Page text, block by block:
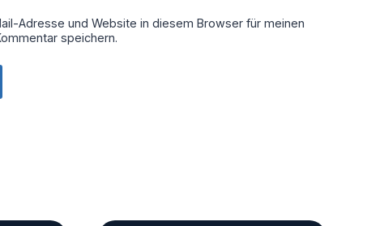
Adresse und Website in diesem Browser für meinen
speichern.